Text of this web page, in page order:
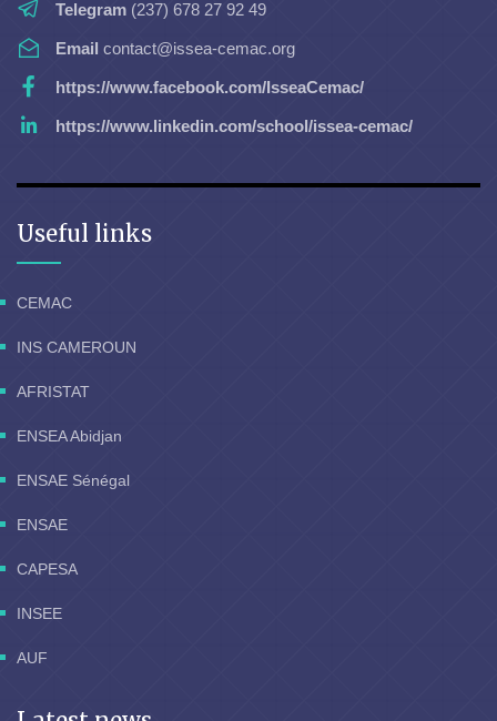
Telegram (237) 678 27 92 49
Email contact@issea-cemac.org
https://www.facebook.com/IsseaCemac/
https://www.linkedin.com/school/issea-cemac/
Useful links
CEMAC
INS CAMEROUN
AFRISTAT
ENSEA Abidjan
ENSAE Sénégal
ENSAE
CAPESA
INSEE
AUF